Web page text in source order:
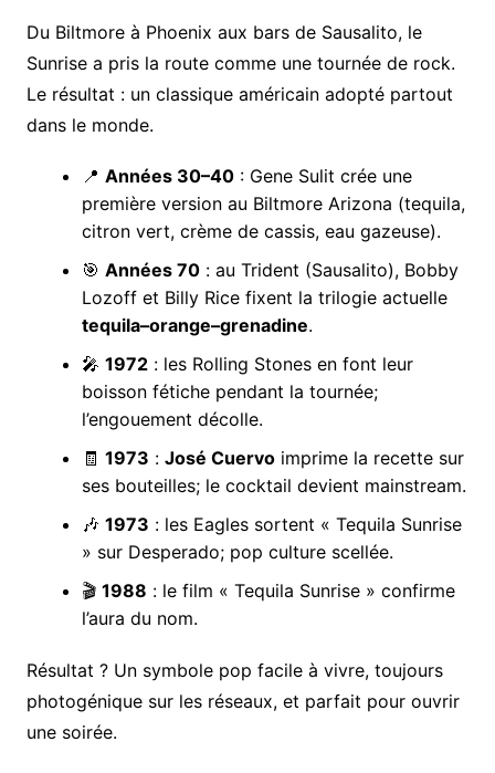
Du Biltmore à Phoenix aux bars de Sausalito, le
Sunrise a pris la route comme une tournée de rock.
Le résultat : un classique américain adopté partout
dans le monde.
📍 Années 30–40: Gene Sulit crée une
première version au Biltmore Arizona (tequila,
citron vert, crème de cassis, eau gazeuse).
🎯 Années 70: au Trident (Sausalito), Bobby
Lozoff et Billy Rice fixent la trilogie actuelle
tequila–orange–grenadine.
🎤 1972: les Rolling Stones en font leur
boisson fétiche pendant la tournée;
l’engouement décolle.
🧾 1973 : José Cuervoimprime la recette sur
ses bouteilles; le cocktail devient mainstream.
🎶 1973 : les Eagles sortent « Tequila Sunrise
» sur Desperado; pop culture scellée.
🎬 1988 : le film « Tequila Sunrise » confirme
l’aura du nom.
Résultat ? Un symbole pop facile à vivre, toujours
photogénique sur les réseaux, et parfait pour ouvrir
une soirée.